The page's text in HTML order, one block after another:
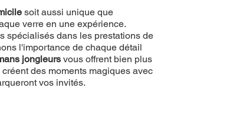
soit aussi unique que
verre en une expérience.
spécialisés dans les prestations de
l'importance de chaque détail
jongleurs vous offrent bien plus
des moments magiques avec
vos invités.